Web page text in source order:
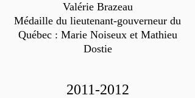
Valérie Brazeau
Médaille du lieutenant-gouverneur du
Québec : Marie Noiseux et Mathieu
Dostie
2011-2012